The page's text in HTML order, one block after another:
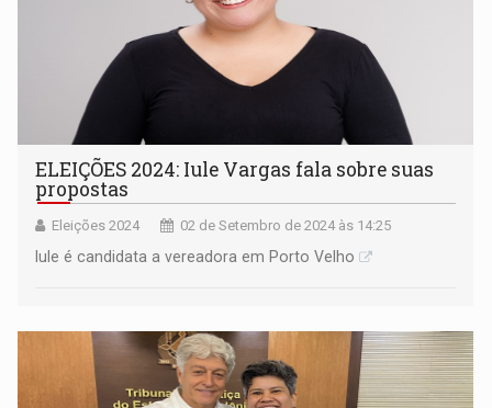
ELEIÇÕES 2024: Iule Vargas fala sobre suas
propostas
Eleições 2024 02 de Setembro de 2024 às 14:25
Iule é candidata a vereadora em Porto Velho